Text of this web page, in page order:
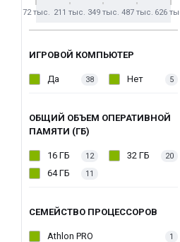
72 тыс. 211 тыс. 349 тыс. 487 тыс. 626
ИГРОВОЙ КОМПЬЮТЕР
Да 38 Нет 5
ОБЩИЙ ОБЪЕМ ОПЕРАТИВНОЙ
ПАМЯТИ (ГБ)
16 ГБ 12 32 ГБ 20
64 ГБ 11
СЕМЕЙСТВО ПРОЦЕССОРОВ
Athlon PRO 1